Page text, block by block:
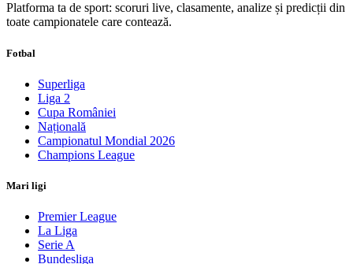
Platforma ta de sport: scoruri live, clasamente, analize și predicții din
toate campionatele care contează.
Fotbal
Superliga
Liga 2
Cupa României
Națională
Campionatul Mondial 2026
Champions League
Mari ligi
Premier League
La Liga
Serie A
Bundesliga